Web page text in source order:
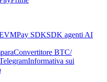
Pay SDKSDK agenti AI
Convertitore BTC/
Informativa sui